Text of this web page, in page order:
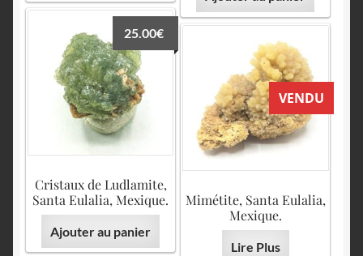
Cristaux de Ludlamite,
Santa Eulalia, Mexique.
25.00€
Ajouter au panier
VENDU
Mimétite, Santa Eulalia,
Mexique.
Lire Plus